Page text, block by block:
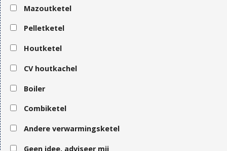
Mazoutketel
Pelletketel
Houtketel
CV houtkachel
Boiler
Combiketel
Andere verwarmingsketel
Geen idee, adviseer mij